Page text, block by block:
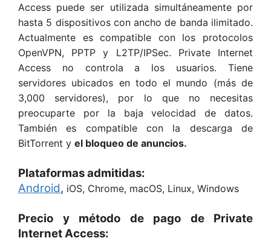
Access puede ser utilizada simultáneamente por
hasta 5 dispositivos con ancho de banda ilimitado.
Actualmente es compatible con los protocolos
OpenVPN, PPTP y L2TP/IPSec. Private Internet
Access no controla a los usuarios. Tiene
servidores ubicados en todo el mundo (más de
3,000 servidores), por lo que no necesitas
preocuparte por la baja velocidad de datos.
También es compatible con la descarga de
BitTorrent y el bloqueo de anuncios.
Plataformas admitidas:
Android, iOS, Chrome, macOS, Linux, Windows
Precio y método de pago de Private
Internet Access: